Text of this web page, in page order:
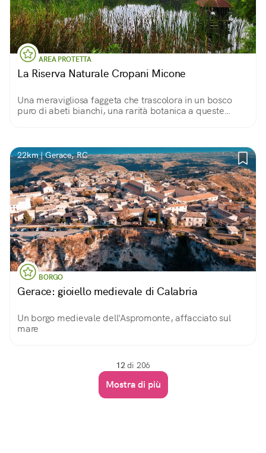
AREA PROTETTA
La Riserva Naturale Cropani Micone
Una meravigliosa faggeta che trascolora in un bosco
puro di abeti bianchi, una rarità botanica a queste
22km | Gerace, RC
BORGO
Gerace: gioiello medievale di Calabria
Un borgo medievale dell'Aspromonte, affacciato sul
mare
12di 206
Mostra di più